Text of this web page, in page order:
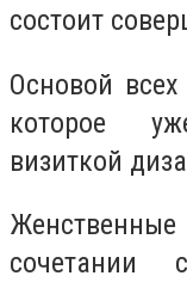
состоит
Основой всех
которое
визиткой
сочетании